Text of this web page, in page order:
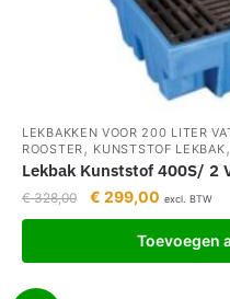
LEKBAKKEN VOOR 200 LITER
ROOSTER, KUNSTSTOF LEKBAK,
Lekbak Kunststof 400S/ 2
€328,00 € 299,00 excl. BTW
Toevoegen